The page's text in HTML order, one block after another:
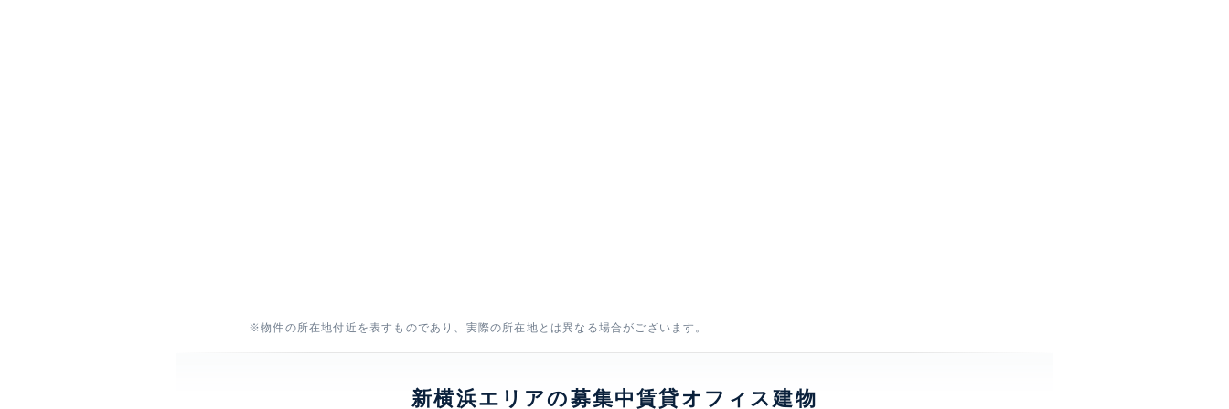
※物件の所在地付近を表すものであり、実際の所在地とは異なる場合がございます。
新横浜エリアの募集中賃貸オフィス建物